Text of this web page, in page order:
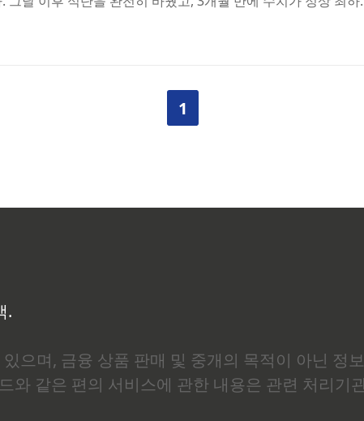
에서 알게 된 것들을 솔직하게 정리했습니다.CRP 수치가 높
라졌습니다.C-반응성 단백(CRP, C-Reactive Protein)이란 체내
겼을 때 간에서 만들어지는 단백질입..
1
.
으며, 금융 상품 판매 및 중개의 목적이 아닌 정
와 같은 편의 서비스에 관한 내용은 관련 처리기